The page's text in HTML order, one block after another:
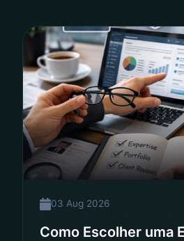
03 Aug 2026
Como Escolher uma